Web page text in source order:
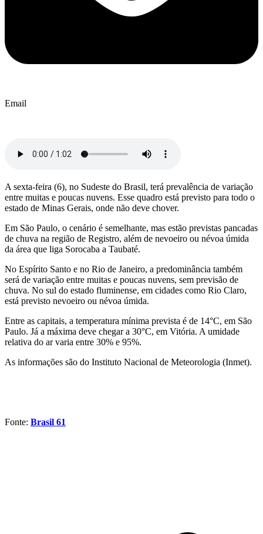
Email
A sexta-feira (6), no Sudeste do Brasil, terá prevalência de variação
entre muitas e poucas nuvens. Esse quadro está previsto para todo o
estado de Minas Gerais, onde não deve chover.
Em São Paulo, o cenário é semelhante, mas estão previstas pancadas
de chuva na região de Registro, além de nevoeiro ou névoa úmida
da área que liga Sorocaba a Taubaté.
No Espírito Santo e no Rio de Janeiro, a predominância também
será de variação entre muitas e poucas nuvens, sem previsão de
chuva. No sul do estado fluminense, em cidades como Rio Claro,
está previsto nevoeiro ou névoa úmida.
Entre as capitais, a temperatura mínima prevista é de 14°C, em São
Paulo. Já a máxima deve chegar a 30°C, em Vitória. A umidade
relativa do ar varia entre 30% e 95%.
As informações são do Instituto Nacional de Meteorologia (Inmet).
Fonte: Brasil 61